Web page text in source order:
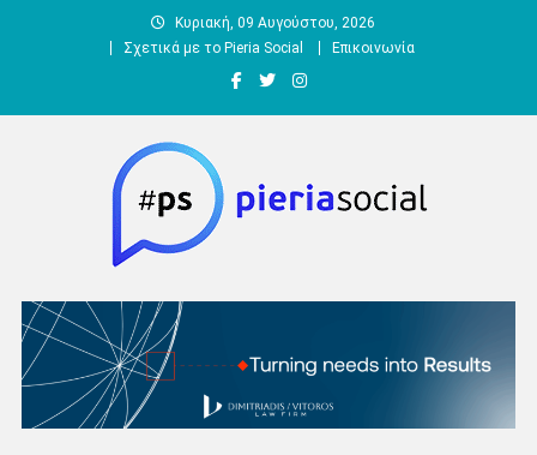
Κυριακή, 09 Αυγούστου, 2026
Σχετικά με το Pieria Social
Επικοινωνία
Pieria Social